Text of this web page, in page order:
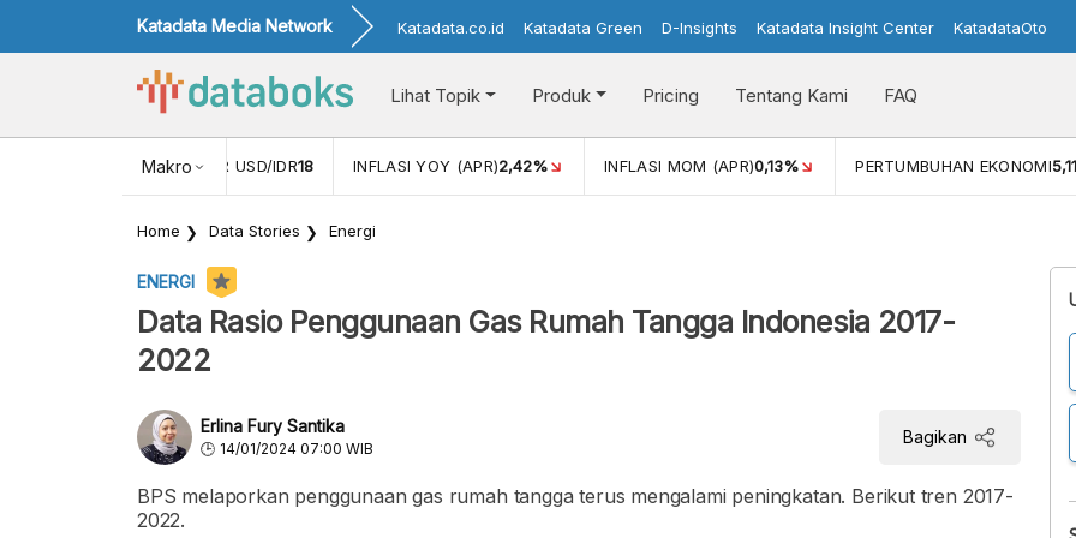
Katadata Media Network Katadata.co.id Katadata Green D-Insights Katadata Insight Center KatadataOto
Lihat Topik Produk Pricing Tentang Kami FAQ
Makro
NILAI TUKAR USD/IDR18 INFLASI YOY (APR)2,42% INFLASI MOM (APR)0,13% PERTUMBUHAN EKONOMI
Home Data Stories Energi
ENERGI
Data Rasio Penggunaan Gas Rumah Tangga Indonesia 2017-
2022
Erlina Fury Santika
14/01/2024 07:00 WIB
Bagikan
BPS melaporkan penggunaan gas rumah tangga terus mengalami peningkatan. Berikut tren 2017-
2022.